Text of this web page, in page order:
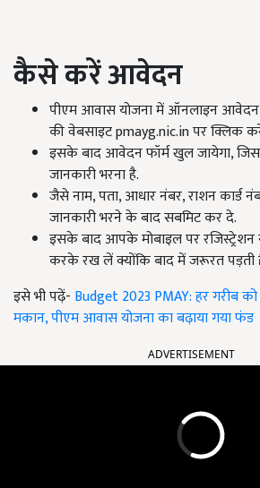
कैसे करें आवेदन
पीएम आवास योजना में ऑनलाइन
की वेबसाइट pmayg.nic.in पर क्लिक
इसके बाद आवेदन फॉर्म खुल जायेगा,
जानकारी भरना है.
जैसे नाम, पता, आधार नंबर, राशन कार्ड
जानकारी भरने के बाद सबमिट कर दे.
इसके बाद आपके मोबाइल पर
करके रख लें क्योंकि बाद में जरूरत पड़ती
इसे भी पढ़ें- Budget 2023 PMAY: हर गरीब
मकान, पीएम आवास योजना का बढ़ाया गया फंड
ADVERTISEMENT